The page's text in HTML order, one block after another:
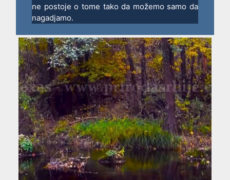
ne postoje o tome tako da možemo samo da
nagadjamo.